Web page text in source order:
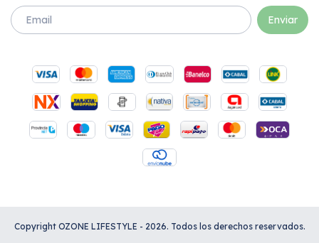
Copyright OZONE LIFESTYLE - 2026. Todos los derechos reservados.